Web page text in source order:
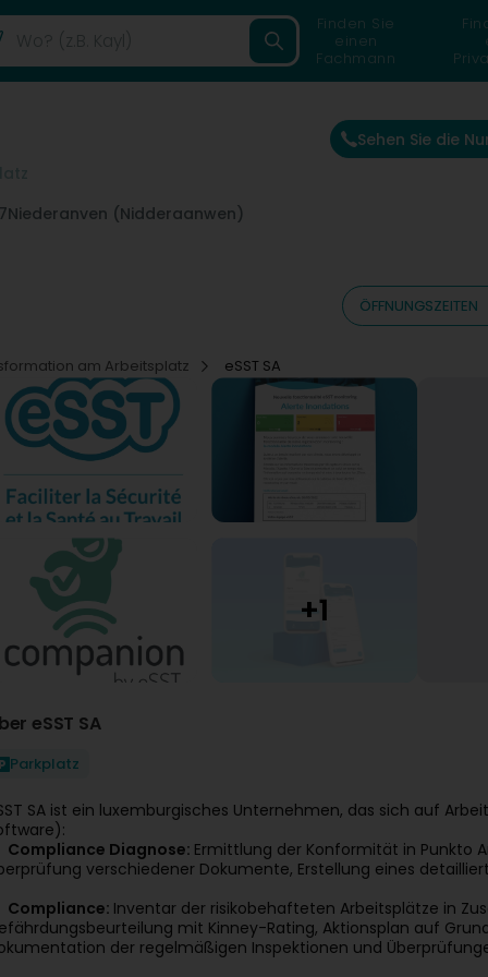
Finden Sie
einen
Fachmann
Niederanven (Nidderaanwen)
Sehen Sie die
ÖFFNUNGSZEITEN
am Arbeitsplatz eSST SA
eSST SA
Parkplatz
SA ist ein luxemburgisches Unternehmen, das sich auf
Compliance Diagnose: Ermittlung der Konformität in Punkto
verschiedener Dokumente, Erstellung eines
Compliance: Inventar der risikobehafteten Arbeitsplätze in
mit Kinney-Rating, Aktionsplan auf
der regelmäßigen Inspektionen und